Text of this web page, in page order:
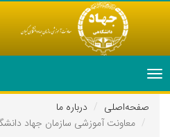
Toggle
navigation
صفحه‌اصلی
درباره ما
معاونت آموزشی سازمان جهاد